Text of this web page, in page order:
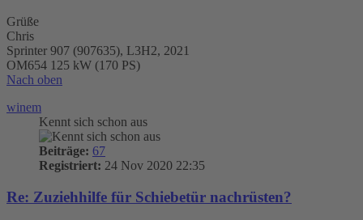
Grüße
Chris
Sprinter 907 (907635), L3H2, 2021
OM654 125 kW (170 PS)
Nach oben
winem
Kennt sich schon aus
Beiträge: 67
Registriert: 24 Nov 2020 22:35
Re: Zuziehhilfe für Schiebetür nachrüsten?